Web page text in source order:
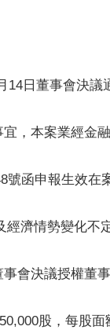
14日董事會決
，本案業經金
號函申報生效在
經濟情勢變化不
會決議授權董
股，每股